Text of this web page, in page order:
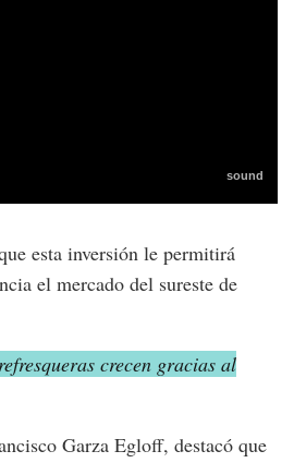
esta inversión le permitirá
el mercado del sureste de
crecen gracias al
Garza Egloff, destacó que